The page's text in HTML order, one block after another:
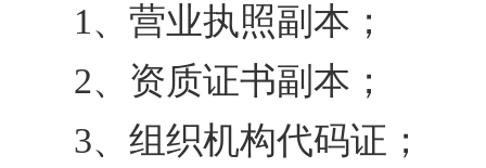
1、营业执照副本；
2、资质证书副本；
3、组织机构代码证；